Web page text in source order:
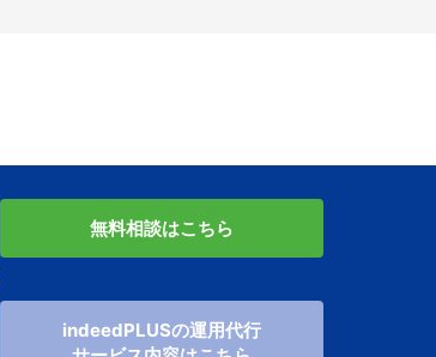
無料相談はこちら
indeedPLUSの運用代行